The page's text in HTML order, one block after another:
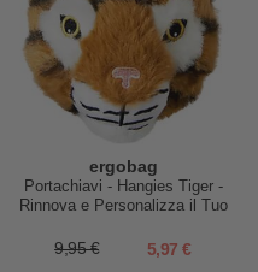
ergobag
Portachiavi - Hangies Tiger -
Rinnova e Personalizza il Tuo
9,95 € 5,97 €